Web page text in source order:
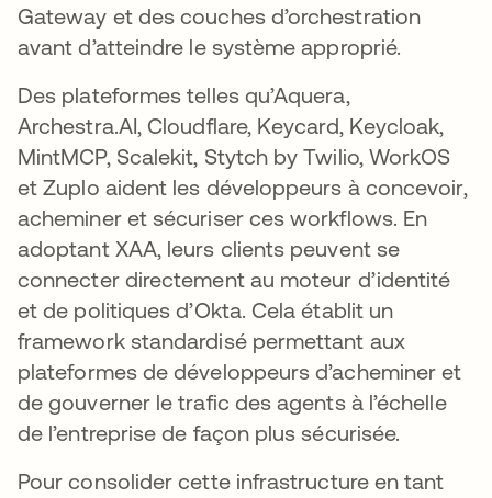
Gateway et des couches d’orchestration
avant d’atteindre le système approprié.
Des plateformes telles qu’Aquera,
Archestra.AI, Cloudflare, Keycard, Keycloak,
MintMCP, Scalekit, Stytch by Twilio, WorkOS
et Zuplo aident les développeurs à concevoir,
acheminer et sécuriser ces workflows. En
adoptant XAA, leurs clients peuvent se
connecter directement au moteur d’identité
et de politiques d’Okta. Cela établit un
framework standardisé permettant aux
plateformes de développeurs d’acheminer et
de gouverner le trafic des agents à l’échelle
de l’entreprise de façon plus sécurisée.
Pour consolider cette infrastructure en tant